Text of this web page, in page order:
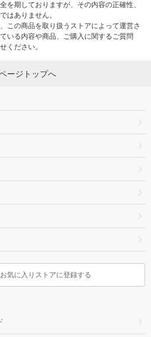
を期しておりますが、その内容の正確性、
はありません。
この商品を取り扱うストアによって運営さ
いる内容や商品、ご購入に関するご質問
ください。
ージトップへ
気に入りストアに登録する